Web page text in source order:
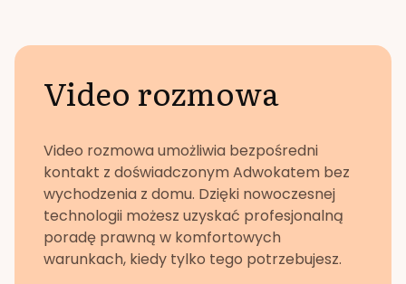
Video rozmowa
Video rozmowa umożliwia bezpośredni
kontakt z doświadczonym Adwokatem bez
wychodzenia z domu. Dzięki nowoczesnej
technologii możesz uzyskać profesjonalną
poradę prawną w komfortowych
warunkach, kiedy tylko tego potrzebujesz.